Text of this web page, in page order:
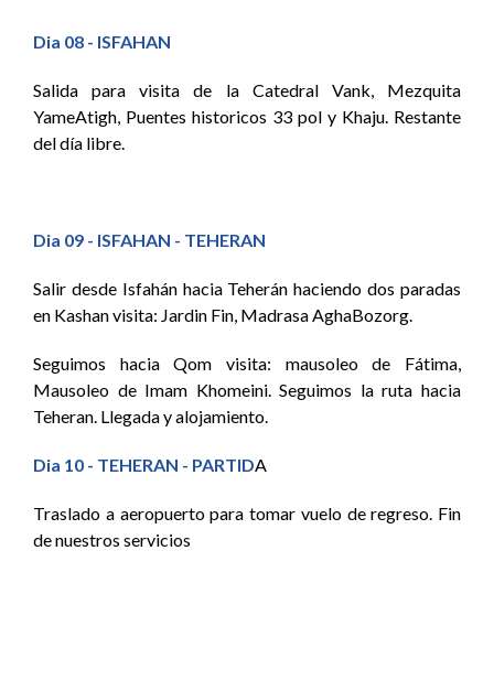
Dia 08 - ISFAHAN
Salida para visita de la Catedral Vank, Mezquita
YameAtigh, Puentes historicos 33 pol y Khaju. Restante
del día libre.
Dia 09 - ISFAHAN - TEHERAN
Salir desde Isfahán hacia Teherán haciendo dos paradas
en Kashan visita: Jardin Fin, Madrasa AghaBozorg.
Seguimos hacia Qom visita: mausoleo de Fátima,
Mausoleo de Imam Khomeini. Seguimos la ruta hacia
Teheran. Llegada y alojamiento.
Dia 10 - TEHERAN - PARTIDA
Traslado a aeropuerto para tomar vuelo de regreso. Fin
de nuestros servicios